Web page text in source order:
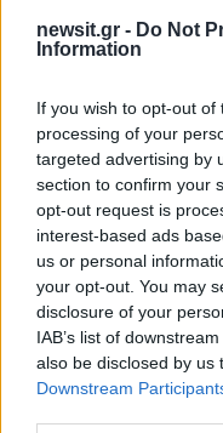
newsit.gr - Do Not
Information
If you wish to opt-out
processing of your
targeted advertising by
section to confirm your
opt-out request is
interest-based ads
us or personal
your opt-out. You may
disclosure of your
IAB’s list of
also be disclosed by us
Downstream
μικρή ήθελε να
έχει ένας άνδρας
σημείωσε ότιτο
αμοιβαίος έρωτας
διαφορά ηλικίας.